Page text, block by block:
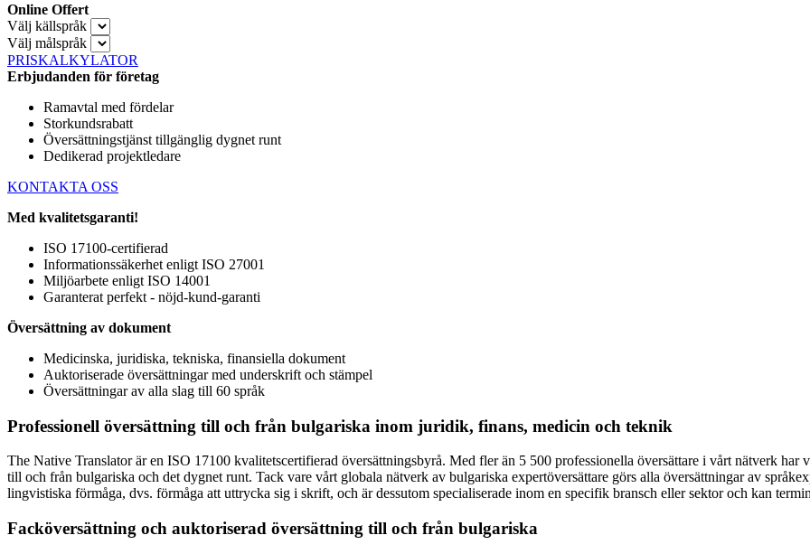
Online Offert
Välj källspråk
Välj målspråk
PRISKALKYLATOR
Erbjudanden för företag
Ramavtal med fördelar
Storkundsrabatt
Översättningstjänst tillgänglig dygnet runt
Dedikerad projektledare
KONTAKTA OSS
Med kvalitetsgaranti!
ISO 17100-certifierad
Informationssäkerhet enligt ISO 27001
Miljöarbete enligt ISO 14001
Garanterat perfekt - nöjd-kund-garanti
Översättning av dokument
Medicinska, juridiska, tekniska, finansiella dokument
Auktoriserade översättningar med underskrift och stämpel
Översättningar av alla slag till 60 språk
Professionell översättning till och från bulgariska inom juridik, finans, medicin och teknik
The Native Translator är en ISO 17100 kvalitetscertifierad översättningsbyrå. Med fler än 5 500 professionella översättare i vårt nätverk har
till och från bulgariska och det dygnet runt. Tack vare vårt globala nätverk av bulgariska expertöversättare görs alla översättningar av
lingvistiska förmåga, dvs. förmåga att uttrycka sig i skrift, och är dessutom specialiserade inom en specifik bransch eller sektor och kan
Facköversättning och auktoriserad översättning till och från bulgariska